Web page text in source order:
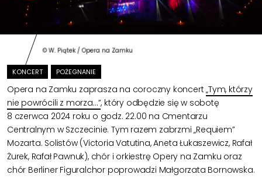
© W. Piątek / Opera na Zamku
KONCERT POŻEGNANIE
Opera na Zamku zaprasza na coroczny koncert„Tym, którzy
nie powrócili z morza…”, który odbędzie się w sobotę
8 czerwca 2024 roku o godz. 22.00 na Cmentarzu
Centralnym w Szczecinie. Tym razem zabrzmi „Requiem”
Mozarta. Solistów (Victoria Vatutina, Aneta Łukaszewicz, Rafał
Żurek, Rafał Pawnuk), chór i orkiestrę Opery na Zamku oraz
chór Berliner Figuralchor poprowadzi Małgorzata Bornowska.